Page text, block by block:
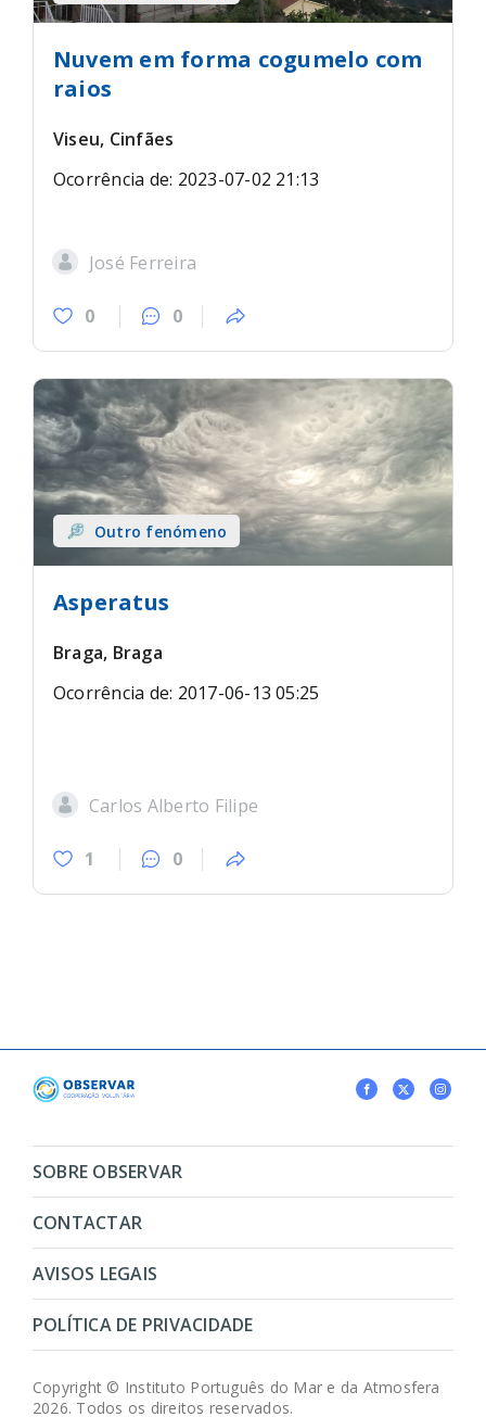
Nuvem em forma cogumelo com
raios
Viseu, Cinfães
Ocorrência de: 2023-07-02 21:13
José Ferreira
0 0
Outro fenómeno
Asperatus
Braga, Braga
Ocorrência de: 2017-06-13 05:25
Carlos Alberto Filipe
1 0
SOBRE OBSERVAR
CONTACTAR
AVISOS LEGAIS
POLÍTICA DE PRIVACIDADE
Copyright © Instituto Português do Mar e da Atmosfera
2026. Todos os direitos reservados.